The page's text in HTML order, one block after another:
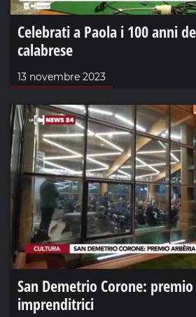
Celebrati a Paola i 100 anni
calabrese
13 novembre 2023
San Demetrio Corone:
imprenditrici